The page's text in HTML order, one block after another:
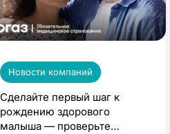
Новости компаний
Сделайте первый шаг к
рождению здорового
малыша — проверьте